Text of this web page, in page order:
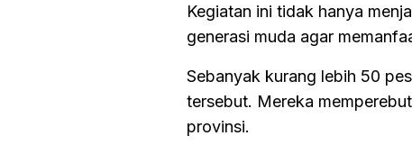
Kegiatan ini tidak hanya
generasi muda agar
Sebanyak kurang lebih 50
tersebut. Mereka
provinsi.